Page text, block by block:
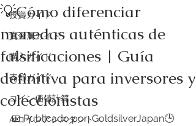
投資ガイド
貴金属ガイド
購入ガイド
売却ガイド
​コイン価値計算
AIコインアシスタント
💡Cómo diferenciar
monedas auténticas de
falsificaciones | Guía
definitiva para inversores y
coleccionistas
📅 Publicado por: GoldsilverJapan🕒